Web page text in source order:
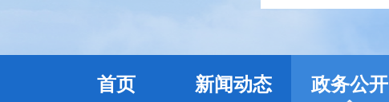
首页 新闻动态 政务公开